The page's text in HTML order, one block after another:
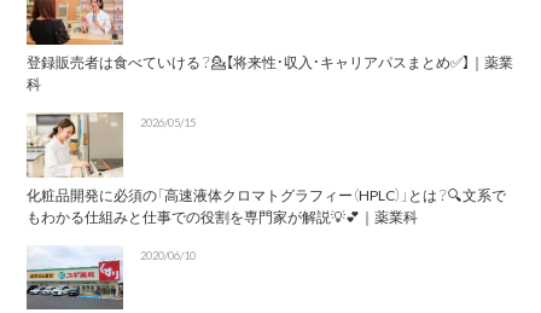
登録販売者は食べていける？💁【将来性・収入・キャリアパスまとめ✅】｜薬業
科
2026/05/15
化粧品開発に必須の「高速液体クロマトグラフィー（HPLC）」とは？🔍文系で
もわかる仕組みと仕事での役割を専門家が解説💡💕｜薬業科
2020/06/10